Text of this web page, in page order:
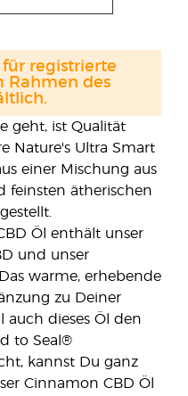
geht, ist Qualität
Nature's Ultra Smart
einer Mischung aus
feinsten ätherischen
Öl enthält unser
und unser
warme, erhebende
zu Deiner
auch dieses Öl den
to Seal®
kannst Du ganz
Cinnamon CBD Öl
für registrierte
Rahmen des